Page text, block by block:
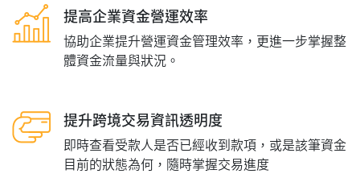
提高企業資金營運效率
協助企業提升營運資金管理效率，更進一步掌握整
體資金流量與狀況。
提升跨境交易資訊透明度
即時查看受款人是否已經收到款項，或是該筆資金
目前的狀態為何，隨時掌握交易進度